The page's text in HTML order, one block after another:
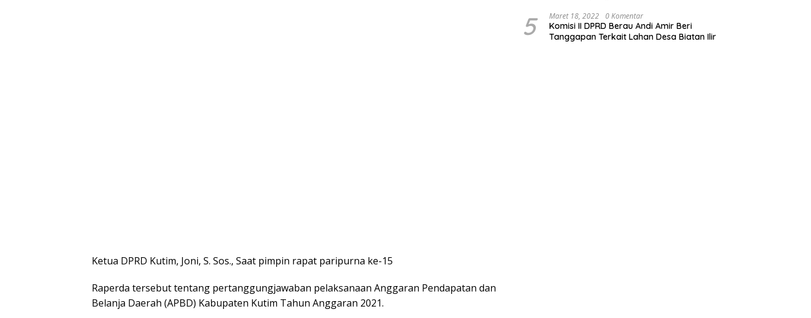
Ketua DPRD Kutim, Joni, S. Sos., Saat pimpin rapat paripurna ke-15
Raperda tersebut tentang pertanggungjawaban pelaksanaan Anggaran Pendapatan dan
Belanja Daerah (APBD) Kabupaten Kutim Tahun Anggaran 2021.
5 Maret 18, 2022 0 Komentar
Komisi II DPRD Berau Andi Amir Beri
Tanggapan Terkait Lahan Desa Biatan Ilir